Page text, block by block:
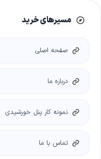
مسیرهای خرید
صفحه اصلی
درباره ما
نمونه کار پنل خورشیدی
تماس با ما